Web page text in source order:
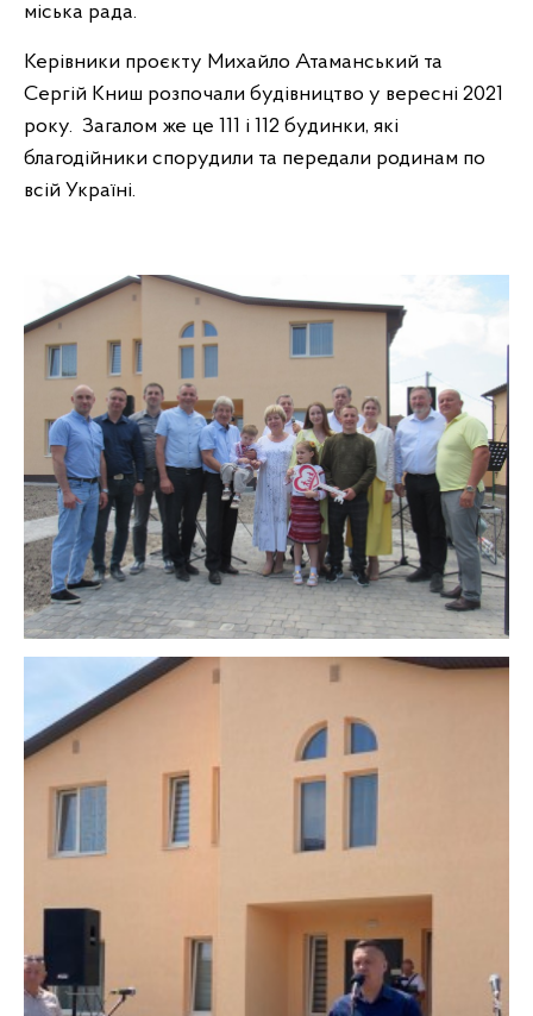
міська рада.
Керівники проєкту Михайло Атаманський та
Сергій Книш розпочали будівництво у вересні 2021
року. Загалом же це 111 і 112 будинки, які
благодійники спорудили та передали родинам по
всій Україні.